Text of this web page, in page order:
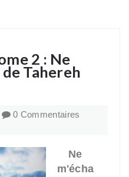
2 : Ne
Tahereh
0 Commentaires
Ne
m'écha